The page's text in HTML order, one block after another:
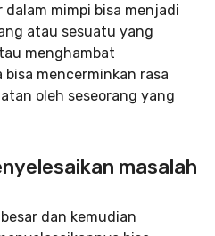
mimpi bisa menjadi
atau sesuatu yang
menghambat
mencerminkan rasa
oleh seseorang yang
masalah
dan kemudian